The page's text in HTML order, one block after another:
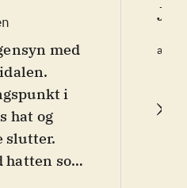
med
i
hat og
slutter.
hatten som
af